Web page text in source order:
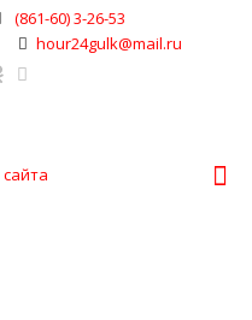
(861-60) 3-26-53
hour24gulk@mail.ru